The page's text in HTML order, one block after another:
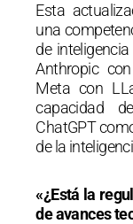
Esta
una
de
Anthropic
Meta con
capacidad
ChatGPT
de la
«¿Está la
de avances